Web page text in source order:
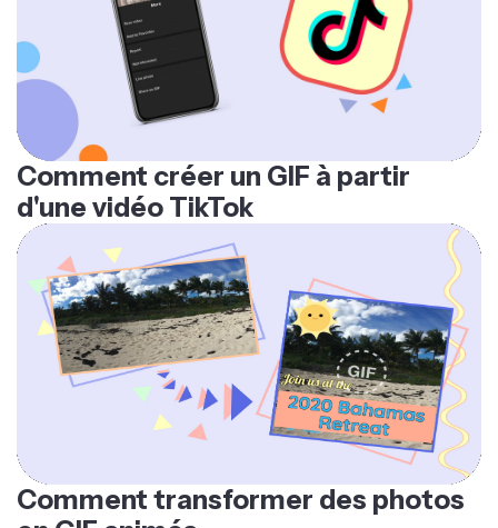
Comment créer un GIF à partir
d'une vidéo TikTok
Comment transformer des photos